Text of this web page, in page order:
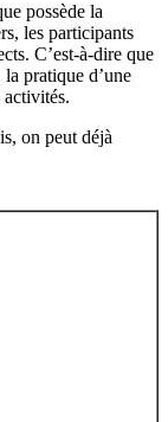
possède la
les participants
C’est-à-dire que
pratique d’une
on peut déjà